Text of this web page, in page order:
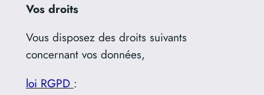
Vos droits
Vous disposez des droits suivants
concernant vos données,
loi RGPD :